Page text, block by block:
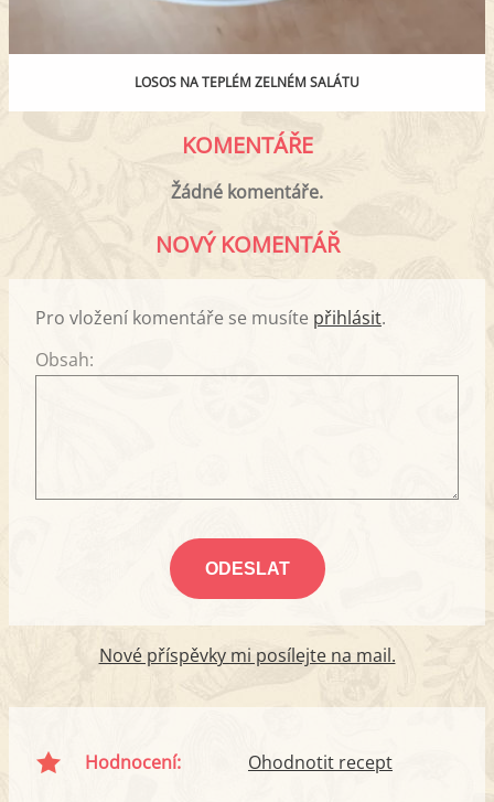
LOSOS NA TEPLÉM ZELNÉM SALÁTU
KOMENTÁŘE
Žádné komentáře.
NOVÝ KOMENTÁŘ
Pro vložení komentáře se musíte přihlásit.
Obsah:
Nové příspěvky mi posílejte na mail.
Hodnocení: Ohodnotit recept